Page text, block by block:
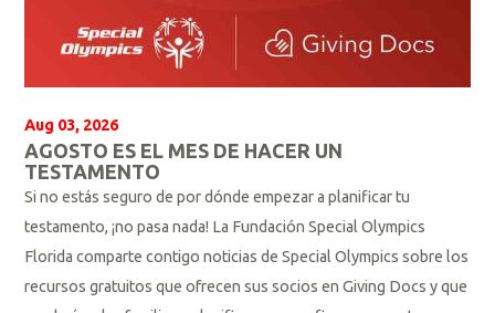
Aug 03, 2026
AGOSTO ES EL MES DE HACER UN
TESTAMENTO
Si no estás seguro de por dónde empezar a planificar tu
testamento, ¡no pasa nada! La Fundación Special Olympics
Florida comparte contigo noticias de Special Olympics sobre los
recursos gratuitos que ofrecen sus socios en Giving Docs y que